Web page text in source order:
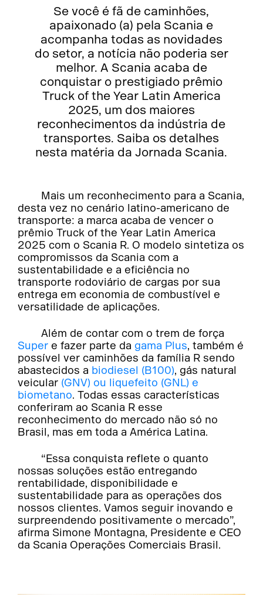
Se você é fã de caminhões,
apaixonado (a) pela Scania e
acompanha todas as novidades
do setor, a notícia não poderia ser
melhor. A Scania acaba de
conquistar o prestigiado prêmio
Truck of the Year Latin America
2025, um dos maiores
reconhecimentos da indústria de
transportes. Saiba os detalhes
nesta matéria da Jornada Scania.
Mais um reconhecimento para a Scania,
desta vez no cenário latino-americano de
transporte: a marca acaba de vencer o
prêmio Truck of the Year Latin America
2025 com o Scania R. O modelo sintetiza os
compromissos da Scania com a
sustentabilidade e a eficiência no
transporte rodoviário de cargas por sua
entrega em economia de combustível e
versatilidade de aplicações.
Além de contar com o trem de força
Super e fazer parte da gama Plus, também é
possível ver caminhões da família R sendo
abastecidos a biodiesel (B100), gás natural
veicular (GNV) ou liquefeito (GNL) e
biometano. Todas essas características
conferiram ao Scania R esse
reconhecimento do mercado não só no
Brasil, mas em toda a América Latina.
“Essa conquista reflete o quanto
nossas soluções estão entregando
rentabilidade, disponibilidade e
sustentabilidade para as operações dos
nossos clientes. Vamos seguir inovando e
surpreendendo positivamente o mercado”,
afirma Simone Montagna, Presidente e CEO
da Scania Operações Comerciais Brasil.